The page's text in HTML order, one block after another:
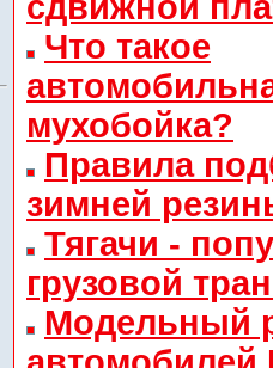
Что такое
мухобойка?
Правила
зимней
Тягачи -
грузовой
Модельный